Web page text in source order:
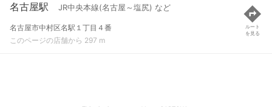
名古屋駅 JR中央本線(名古屋～塩尻) など
名古屋市中村区名駅１丁目４番
このページの店舗から 297 m
ルート
を見る